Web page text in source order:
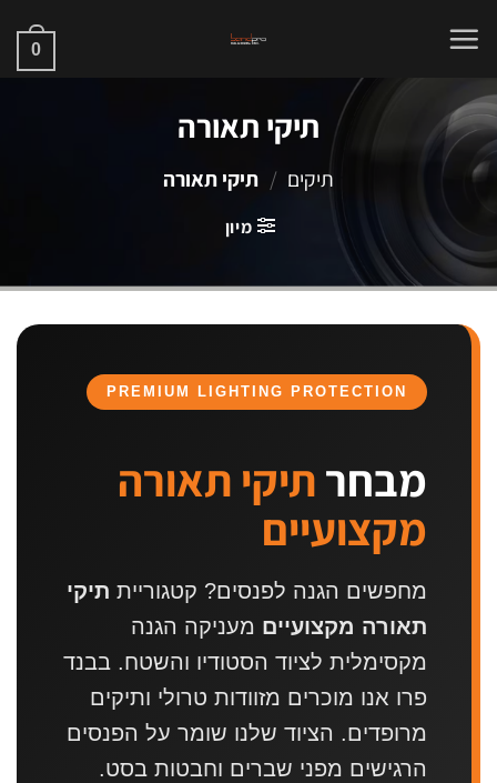
0
תיקי תאורה
תיקים / תיקי תאורה
מיון
PREMIUM LIGHTING PROTECTION
מבחרתיקי תאורה
מקצועיים
מחפשים הגנה לפנסים? קטגוריית תיקי
תאורה מקצועיים מעניקה הגנה
מקסימלית לציוד הסטודיו והשטח. בבנד
פרו אנו מוכרים מזוודות טרולי ותיקים
מרופדים. הציוד שלנו שומר על הפנסים
הרגישים מפני שברים וחבטות בסט.